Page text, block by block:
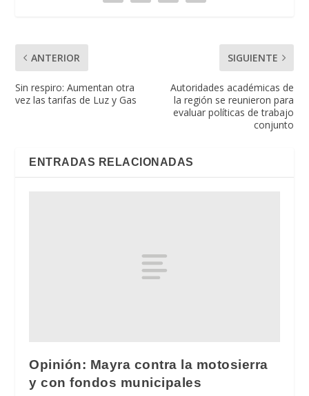
ANTERIOR
Sin respiro: Aumentan otra
vez las tarifas de Luz y Gas
SIGUIENTE
Autoridades académicas de
la región se reunieron para
evaluar políticas de trabajo
conjunto
ENTRADAS RELACIONADAS
Opinión: Mayra contra la motosierra
y con fondos municipales